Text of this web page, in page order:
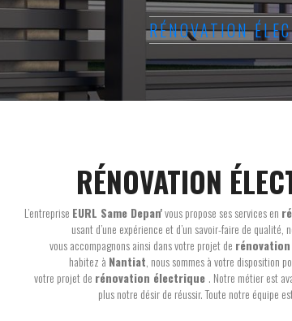
RÉNOVATION
RÉNOVATION
L’entreprise EURL Same Depan'vous propose ses services en
usant d’une expérience et d’un savoir-faire de
vous accompagnons ainsi dans votre projet de
habitez à Nantiat , nous sommes à votre disposition
votre projet de rénovation électrique . Notre métier est
plus notre désir de réussir. Toute notre équipe